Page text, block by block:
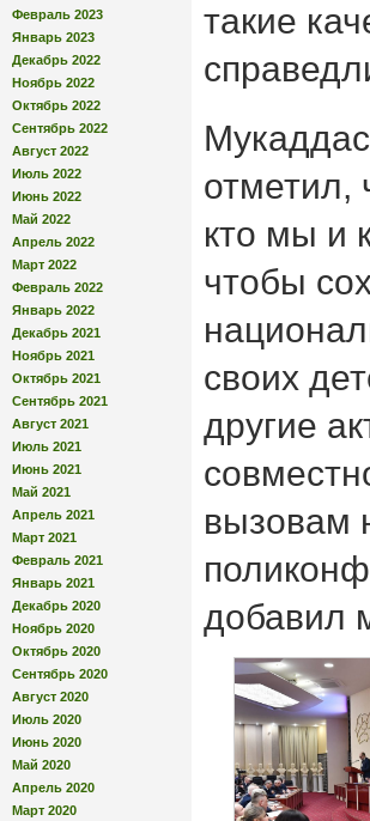
Февраль 2023
Январь 2023
Декабрь 2022
Ноябрь 2022
Октябрь 2022
Сентябрь 2022
Август 2022
Июль 2022
Июнь 2022
Май 2022
Апрель 2022
Март 2022
Февраль 2022
Январь 2022
Декабрь 2021
Ноябрь 2021
Октябрь 2021
Сентябрь 2021
Август 2021
Июль 2021
Июнь 2021
Май 2021
Апрель 2021
Март 2021
Февраль 2021
Январь 2021
Декабрь 2020
Ноябрь 2020
Октябрь 2020
Сентябрь 2020
Август 2020
Июль 2020
Июнь 2020
Май 2020
Апрель 2020
Март 2020
такие
отметил,
кто мы и
чтобы
своих
другие
вызовам
добавил